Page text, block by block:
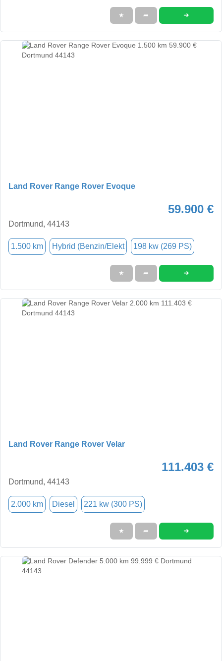
★ ➦ ➜
Land Rover Range Rover Evoque
59.900 €
Dortmund, 44143
1.500 km Hybrid (Benzin/Elekt 198 kw (269 PS)
★ ➦ ➜
Land Rover Range Rover Velar
111.403 €
Dortmund, 44143
2.000 km Diesel 221 kw (300 PS)
★ ➦ ➜